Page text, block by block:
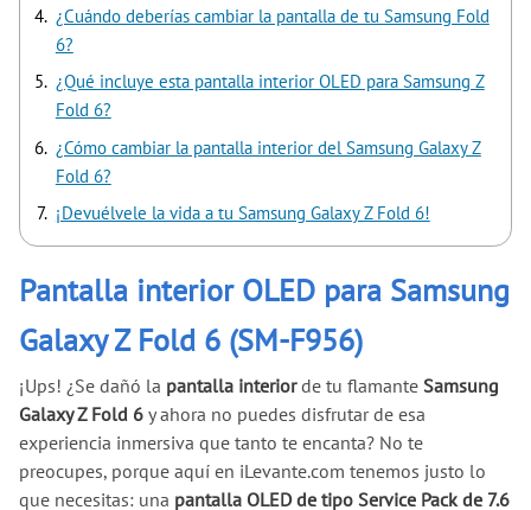
¿Cuándo deberías cambiar la pantalla de tu Samsung Fold
6?
¿Qué incluye esta pantalla interior OLED para Samsung Z
Fold 6?
¿Cómo cambiar la pantalla interior del Samsung Galaxy Z
Fold 6?
¡Devuélvele la vida a tu Samsung Galaxy Z Fold 6!
Pantalla interior OLED para Samsung
Galaxy Z Fold 6 (SM-F956)
¡Ups! ¿Se dañó la pantalla interiorde tu flamante Samsung
Galaxy Z Fold 6 y ahora no puedes disfrutar de esa
experiencia inmersiva que tanto te encanta? No te
preocupes, porque aquí en iLevante.com tenemos justo lo
que necesitas: una pantalla OLED de tipo Service Pack de 7.6